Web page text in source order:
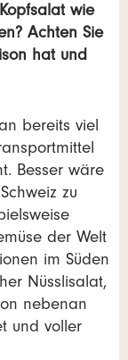
wie
Achten Sie
hat und
bereits viel
Besser wäre
zu
der Welt
im Süden
Nüsslisalat,
nebenan
und voller